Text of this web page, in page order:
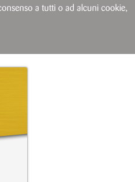
a tutti o ad alcuni cookie,